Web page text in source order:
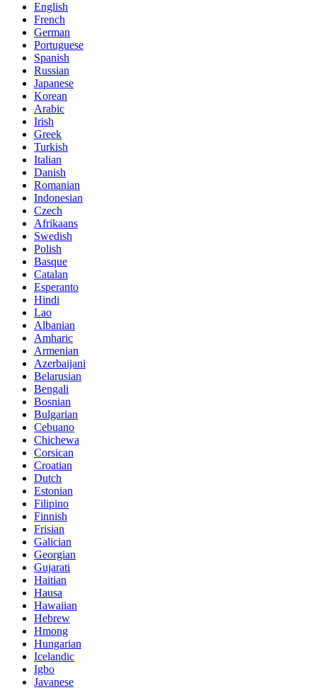
English
French
German
Portuguese
Spanish
Russian
Japanese
Korean
Arabic
Irish
Greek
Turkish
Italian
Danish
Romanian
Indonesian
Czech
Afrikaans
Swedish
Polish
Basque
Catalan
Esperanto
Hindi
Lao
Albanian
Amharic
Armenian
Azerbaijani
Belarusian
Bengali
Bosnian
Bulgarian
Cebuano
Chichewa
Corsican
Croatian
Dutch
Estonian
Filipino
Finnish
Frisian
Galician
Georgian
Gujarati
Haitian
Hausa
Hawaiian
Hebrew
Hmong
Hungarian
Icelandic
Igbo
Javanese